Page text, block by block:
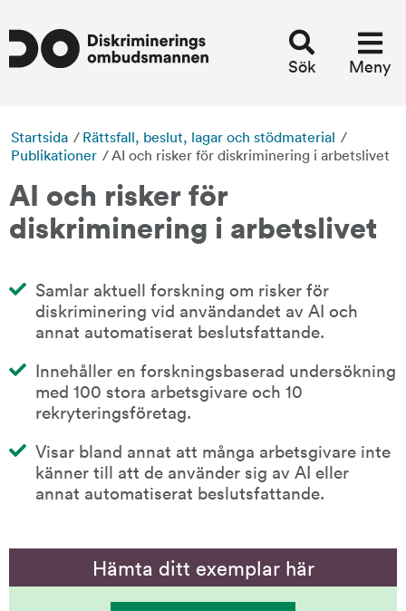
Sök Meny
Startsida / Rättsfall, beslut, lagar och stödmaterial /
Publikationer /AI och risker för diskriminering i arbetslivet
AI och risker för
diskriminering i arbetslivet
Samlar aktuell forskning om risker för
diskriminering vid användandet av AI och
annat automatiserat beslutsfattande.
Innehåller en forskningsbaserad undersökning
med 100 stora arbetsgivare och 10
rekryteringsföretag.
Visar bland annat att många arbetsgivare inte
känner till att de använder sig av AI eller
annat automatiserat beslutsfattande.
Hämta ditt exemplar här